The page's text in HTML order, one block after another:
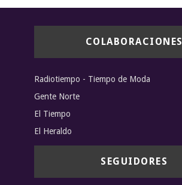
COLABORACIONES
Radiotiempo - Tiempo de Moda
Gente Norte
El Tiempo
El Heraldo
SEGUIDORES